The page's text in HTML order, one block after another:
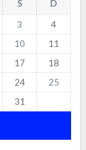
S
D
3
4
10
11
17
18
24
25
31